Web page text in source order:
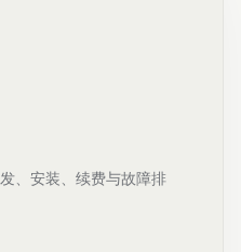
、安装、续费与故障排